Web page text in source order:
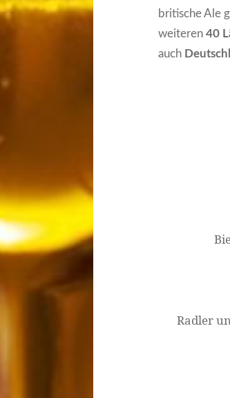
britische Ale
weiteren40
auch
Beitrags-
Radler